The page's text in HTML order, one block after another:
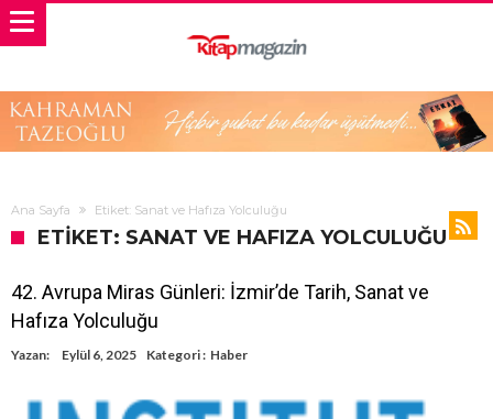
Ana Sayfa Etiket: Sanat ve Hafıza Yolculuğu
ETIKET: SANAT VE HAFIZA YOLCULUĞU
42. Avrupa Miras Günleri: İzmir’de Tarih, Sanat ve
Hafıza Yolculuğu
Yazan: Eylül 6, 2025 Kategori : Haber